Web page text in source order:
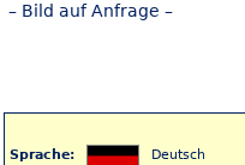
– Bild auf Anfrage –
Sprache: Deutsch